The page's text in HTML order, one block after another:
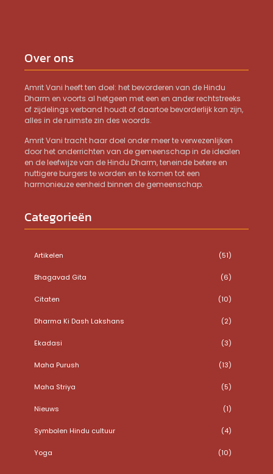
Over ons
Amrit Vani heeft ten doel: het bevorderen van de Hindu
Dharm en voorts al hetgeen met een en ander rechtstreeks
of zijdelings verband houdt of daartoe bevorderlijk kan zijn,
alles in de ruimste zin des woords.
Amrit Vani tracht haar doel onder meer te verwezenlijken
door het onderrichten van de gemeenschap in de idealen
en de leefwijze van de Hindu Dharm, teneinde betere en
nuttigere burgers te worden en te komen tot een
harmonieuze eenheid binnen de gemeenschap.
Categorieën
Artikelen (51)
Bhagavad Gita (6)
Citaten (10)
Dharma Ki Dash Lakshans (2)
Ekadasi (3)
Maha Purush (13)
Maha Striya (5)
Nieuws (1)
Symbolen Hindu cultuur (4)
Yoga (10)